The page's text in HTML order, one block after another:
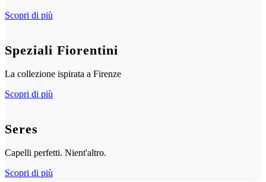
Scopri di più
Speziali Fiorentini
La collezione ispirata a Firenze
Scopri di più
Seres
Capelli perfetti. Nient'altro.
Scopri di più